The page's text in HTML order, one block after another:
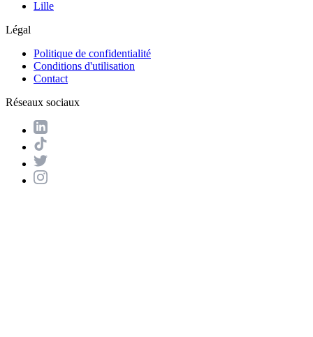
Lille
Légal
Politique de confidentialité
Conditions d'utilisation
Contact
Réseaux sociaux